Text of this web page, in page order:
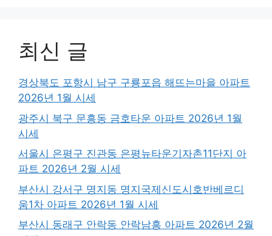
최신 글
경상북도 포항시 남구 구룡포읍 해뜨는마을 아파트
2026년 1월 시세
광주시 북구 문흥동 금호타운 아파트 2026년 1월
시세
서울시 은평구 진관동 은평뉴타운기자촌11단지 아
파트 2026년 2월 시세
부산시 강서구 명지동 명지국제신도시호반베르디
움1차 아파트 2026년 1월 시세
부산시 동래구 안락동 안락남흥 아파트 2026년 2월